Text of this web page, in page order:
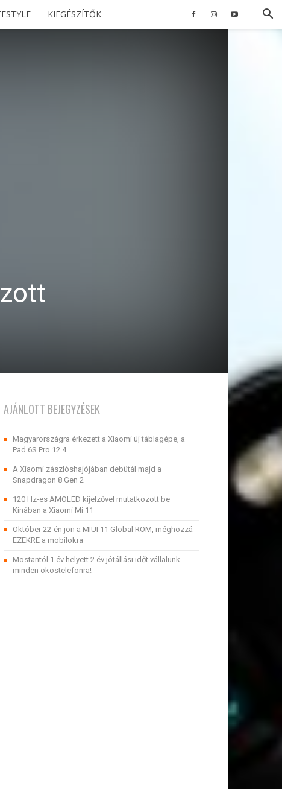
KIEGÉSZÍTŐK
AJÁNLOTT BEJEGYZÉSEK
Magyarországra érkezett a Xiaomi új táblagépe, a
Pad 6S Pro 12.4
A Xiaomi zászlóshajójában debütál majd a
Snapdragon 8 Gen 2
120 Hz-es AMOLED kijelzővel mutatkozott be
Kínában a Xiaomi Mi 11
Október 22-én jön a MIUI 11 Global ROM, méghozzá
EZEKRE a mobilokra
Mostantól 1 év helyett 2 év jótállási időt vállalunk
minden okostelefonra!